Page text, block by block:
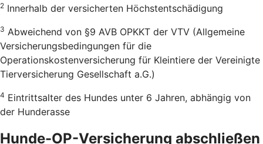
2 Innerhalb der versicherten Höchstentschädigung
3 Abweichend von §9 AVB OPKKT der VTV (Allgemeine
Versicherungsbedingungen für die
Operationskostenversicherung für Kleintiere der Vereinigte
Tierversicherung Gesellschaft a.G.)
4 Eintrittsalter des Hundes unter 6 Jahren, abhängig von
der Hunderasse
Hunde-OP-Versicherung abschließen